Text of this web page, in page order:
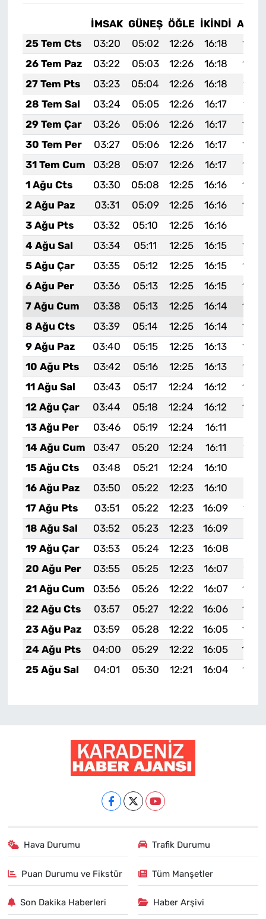
İMSAK GÜNEŞ ÖĞLE İKINDI
25 Tem Cts
03:20 05:02 12:26 16:18
26 Tem Paz
03:22 05:03 12:26 16:18
27 Tem Pts
03:23 05:04 12:26 16:18
19:37
28 Tem Sal
03:24 05:05 12:26 16:17
19:37
29 Tem Çar
03:26 05:06 12:26 16:17
30 Tem Per
03:27 05:06 12:26 16:17
31 Tem Cum
03:28 05:07 12:26 16:17
1 Ağu Cts
03:30 05:08 12:25 16:16
2 Ağu Paz
03:31 05:09 12:25 16:16
3 Ağu Pts
03:32 05:10 12:25 16:16
4 Ağu Sal
03:34 05:11 12:25 16:15
5 Ağu Çar
03:35 05:12 12:25 16:15
6 Ağu Per
03:36 05:13 12:25 16:15
7 Ağu Cum
03:38 05:13 12:25 16:14
8 Ağu Cts
03:39 05:14 12:25 16:14
9 Ağu Paz
03:40 05:15 12:25 16:13
10 Ağu Pts
03:42 05:16 12:25 16:13
11 Ağu Sal
03:43 05:17 12:24 16:12
12 Ağu Çar
03:44 05:18 12:24 16:12
13 Ağu Per
03:46 05:19 12:24 16:11
14 Ağu Cum
03:47 05:20 12:24 16:11
19:18
15 Ağu Cts
03:48 05:21 12:24 16:10
16 Ağu Paz
03:50 05:22 12:23 16:10
17 Ağu Pts
03:51 05:22 12:23 16:09
19:14
18 Ağu Sal
03:52 05:23 12:23 16:09
19 Ağu Çar
03:53 05:24 12:23 16:08
20 Ağu Per
03:55 05:25 12:23 16:07
19:10
21 Ağu Cum
03:56 05:26 12:22 16:07
22 Ağu Cts
03:57 05:27 12:22 16:06
23 Ağu Paz
03:59 05:28 12:22 16:05
24 Ağu Pts
04:00 05:29 12:22 16:05
25 Ağu Sal
04:01 05:30 12:21 16:04
Hava Durumu Trafik Durumu
Puan Durumu ve Fikstür Tüm Manşetler
Son Dakika Haberleri Haber Arşivi